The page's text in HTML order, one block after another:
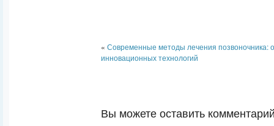
« Современные методы лечения позвоночника:
инновационных технологий
Вы можете оставить